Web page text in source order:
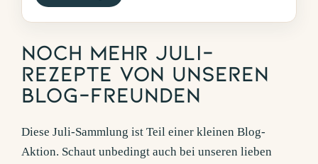
Noch mehr Juli-
Rezepte von unseren
Blog-Freunden
Diese Juli-Sammlung ist Teil einer kleinen Blog-
Aktion. Schaut unbedingt auch bei unseren lieben